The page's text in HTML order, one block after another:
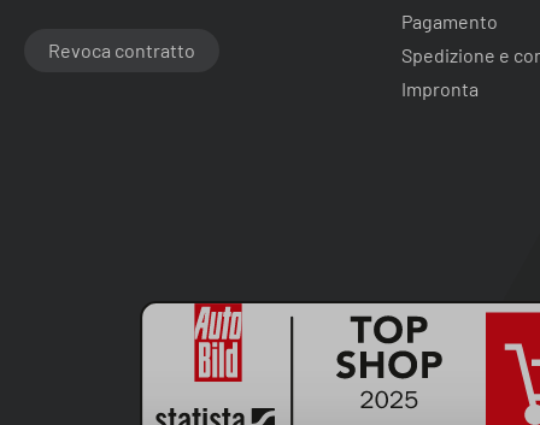
Revoca contratto
Pagamento
Spedizione e
Impronta